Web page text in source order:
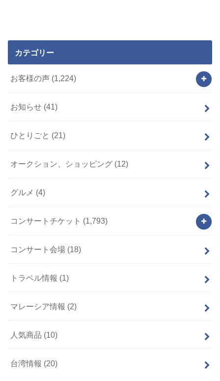
カテゴリー
お客様の声 (1,224)
お知らせ (41)
ひとりごと (21)
オークション、ショッピング (12)
グルメ (4)
コンサートチケット (1,793)
コンサート会場 (18)
トラベル情報 (1)
マレーシア情報 (2)
人気商品 (10)
台湾情報 (20)